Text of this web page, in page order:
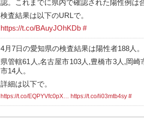
認。これまでに県内で確認された陽性例は
検査結果は以下のURLで。
https://t.co/BAuyJOhKDb #
4月7日の愛知県の検査結果は陽性者188人。
県管轄61人,名古屋市103人,豊橋市3人,岡崎
市14人。
詳細は以下で。
https://t.co/EQPYVfc0pX… https://t.co/li03mtb4sy #